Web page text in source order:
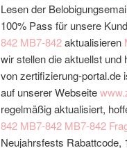
Lesen der
100% Pass für unsere
842 MB7-842aktualisieren
wir stellen die aktuellst und
von zertifizierung-portal.de
auf unserer Webseite
regelmäßig aktualisiert,
842 MB7-842 MB7-842
Neujahrsfests Rabattcode,